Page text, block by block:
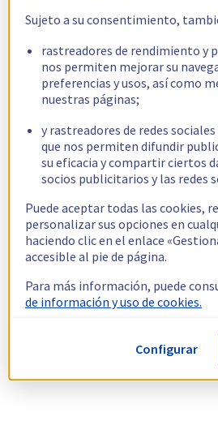
Sujeto a su consentimiento,
rastreadores de rendimiento y
nos permiten mejorar su
preferencias y usos, así como
nuestras páginas;
y rastreadores de redes
que nos permiten difundir
su eficacia y compartir ciertos
socios publicitarios y las redes
Puede aceptar todas las cookies,
personalizar sus opciones en
haciendo clic en el enlace
accesible al pie de página.
Para más información, puede
de información y uso de cookies.
Configurar